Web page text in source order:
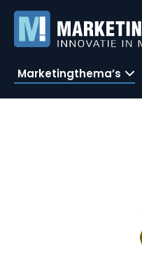
Marketingthema’s